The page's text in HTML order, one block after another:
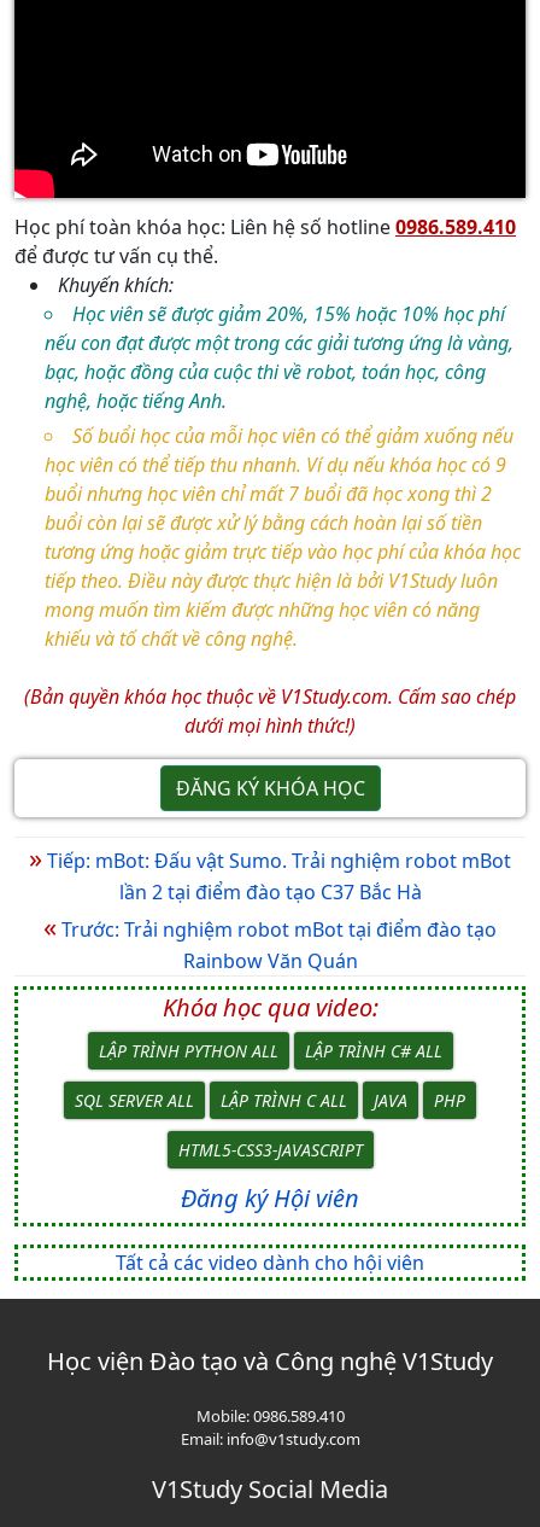
Học phí toàn khóa học: Liên hệ số hotline0986.589.410
để được tư vấn cụ thể.
Khuyến khích:
Học viên sẽ được giảm 20%, 15% hoặc 10% học phí
nếu con đạt được một trong các giải tương ứng là vàng,
bạc, hoặc đồng của cuộc thi về robot, toán học, công
nghệ, hoặc tiếng Anh.
Số buổi học của mỗi học viên có thể giảm xuống nếu
học viên có thể tiếp thu nhanh. Ví dụ nếu khóa học có 9
buổi nhưng học viên chỉ mất 7 buổi đã học xong thì 2
buổi còn lại sẽ được xử lý bằng cách hoàn lại số tiền
tương ứng hoặc giảm trực tiếp vào học phí của khóa học
tiếp theo. Điều này được thực hiện là bởi V1Study luôn
mong muốn tìm kiếm được những học viên có năng
khiếu và tố chất về công nghệ.
(Bản quyền khóa học thuộc về V1Study.com. Cấm sao chép
dưới mọi hình thức!)
ĐĂNG KÝ KHÓA HỌC
»Tiếp: mBot: Đấu vật Sumo. Trải nghiệm robot mBot
lần 2 tại điểm đào tạo C37 Bắc Hà
«Trước: Trải nghiệm robot mBot tại điểm đào tạo
Rainbow Văn Quán
Khóa học qua video:
LẬP TRÌNH PYTHON ALL LẬP TRÌNH C# ALL
SQL SERVER ALL LẬP TRÌNH C ALL JAVA PHP
HTML5-CSS3-JAVASCRIPT
Đăng ký Hội viên
Tất cả các video dành cho hội viên
Học viện Đào tạo và Công nghệ V1Study
Mobile:0986.589.410
Email: info@v1study.com
V1Study Social Media